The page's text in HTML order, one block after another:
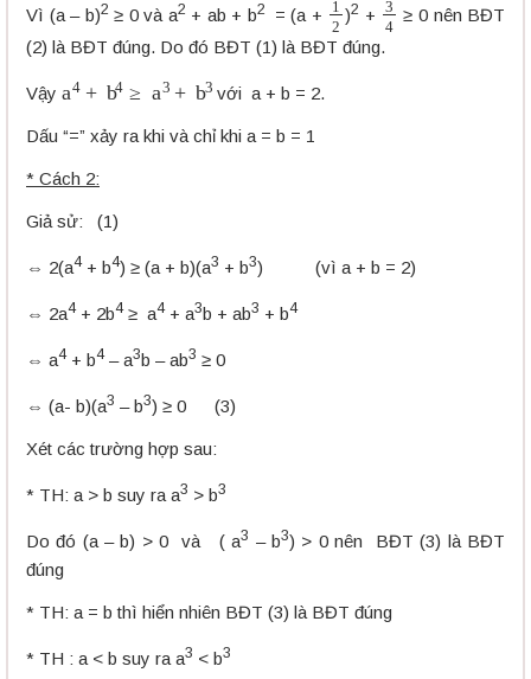
Vì (a – b)2 ≥ 0 và a2 + ab + b2 = (a + )2 +
≥ 0 nên BĐT
(2) là BĐT đúng. Do đó BĐT (1) là BĐT đúng.
Vậy a4 + b 4 + b với a + b = 2.
Dấu “=” xảy ra khi và chỉ khi a = b = 1
* Cách 2:
Giả sử: (1)
⇔ 2(a4+ b4) ≥ (a + b)(a3 + b3) (vì a + b = 2)
⇔ 2a4+ 2b4≥ a4+ a3b + ab3 + b4
⇔ a4+ b4– a3b – ab3 ≥ 0
⇔ (a- b)(a3 – b3) ≥ 0 (3)
Xét các trường hợp sau:
* TH: a > b suy ra a3 > b3
Do đó (a – b) > 0 và ( a3 – b3) > 0 nên BĐT (3) là BĐT
đúng
* TH: a = b thì hiển nhiên BĐT (3) là BĐT đúng
* TH : a < b suy ra a3 < b3